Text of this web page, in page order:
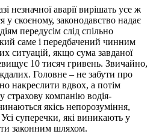
аварії вирішать усе ж
у скоєному, законодавство надає
передусім слід спільно
саме і передбачений чинним
ситуацій, якщо сума завданої
10 тисяч гривень. Звичайно,
Головне – не забути про
накреслити вдвох, а потім
страхову компанію водія-
якісь непорозуміння,
Усі суперечки, які виникають у
законним шляхом.